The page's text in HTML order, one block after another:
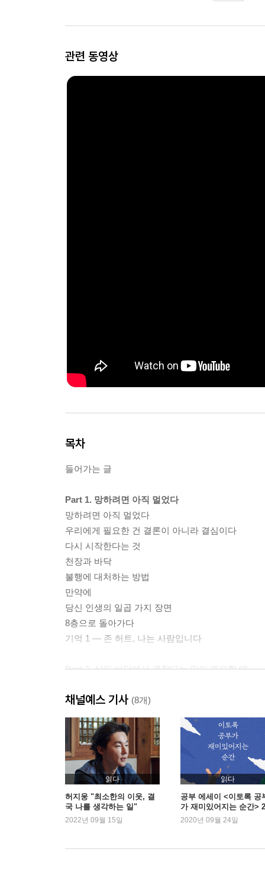
관련 동영상
목차
들어가는 글
Part 1. 망하려면 아직 멀었다
망하려면 아직 멀었다
우리에게 필요한 건 결론이 아니라 결심이다
다시 시작한다는 것
천장과 바닥
불행에 대처하는 방법
만약에
당신 인생의 일곱 가지 장면
8층으로 돌아가다
기억 1 ― 존 허트, 나는 사람입니다
Part 2. 삶의 바닥에서 괜찮다는 말이 필요할 때
미시마 유키오와 다자이 오사무의 전쟁
선한 자들이 거짓말을 할 때
우리는 언제나 우리끼리 싸운다
악마는 당신을 망치기 위해 피해의식을 발명했다
스스로 구제할 방법을 찾는 사람들에게
삶의 바닥에서 괜찮다는 말이 필요할 때
기억 2 ― 김영애, 그녀는 아름답고 위태로웠다
Part 3. 다시 시작한다는 것
채널예스 기사 (8개)
읽다
허지웅 "최소한의 이웃, 결
국 나를 생각하는 일"
2022년 09월 15일
읽다
공부 에세이 <이토록 공
가 재미있어지는 순간>
연속 1위
2020년 09월 24일